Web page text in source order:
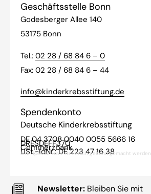
Geschäftsstelle Bonn
Godesberger Allee 140
53175 Bonn
Tel.: 02 28 / 68 84 6 – 0
Fax: 02 28 / 68 84 6 – 44
info@kinderkrebsstiftung.de
Spendenkonto
Deutsche Kinderkrebsstiftung
DE 04 3708 0040 0055 5666 16
DRESDEFF370
Commerzbank
USt.-IdNr.: DE 223 47 16 38
Ihre Spende kann steuerlich geltend gemacht werden
Newsletter:Bleiben Sie mit